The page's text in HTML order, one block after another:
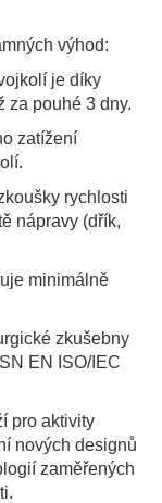
výhod:
je díky
za pouhé 3 dny.
zatížení
rychlosti
nápravy (dřík,
minimálně
zkušebny
EN ISO/IEC
pro aktivity
nových designů
zaměřených